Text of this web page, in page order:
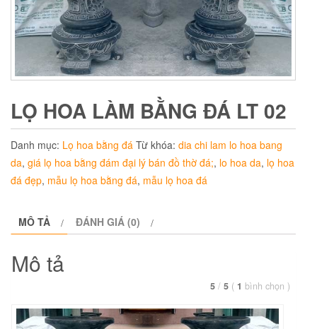
LỌ HOA LÀM BẰNG ĐÁ LT 02
Danh mục: Lọ hoa bằng đá Từ khóa: dia chi lam lo hoa bang
da, giá lọ hoa bằng đám đại lý bán đồ thờ đá;, lo hoa da, lọ hoa
đá đẹp, mẫu lọ hoa bằng đá, mẫu lọ hoa đá
MÔ TẢ ĐÁNH GIÁ (0)
Mô tả
5 / 5 ( 1 bình chọn )